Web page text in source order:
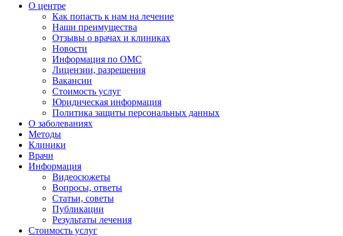
О центре
Как попасть к нам на лечение
Наши преимущества
Отзывы о врачах и клиниках
Новости
Информация по ОМС
Лицензии, разрешения
Вакансии
Стоимость услуг
Юридическая информация
Политика защиты персональных данных
О заболеваниях
Методы
Клиники
Врачи
Информация
Видеосюжеты
Вопросы, ответы
Статьи, советы
Публикации
Результаты лечения
Стоимость услуг